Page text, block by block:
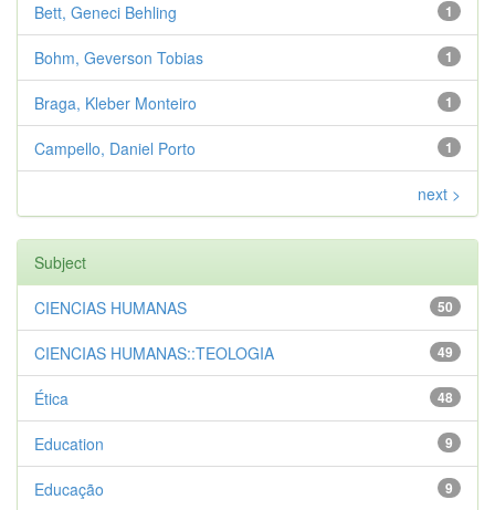
1
Bett, Geneci Behling
1
Bohm, Geverson Tobias
1
Braga, Kleber Monteiro
1
Campello, Daniel Porto
next >
Subject
50
CIENCIAS HUMANAS
49
CIENCIAS HUMANAS::TEOLOGIA
48
Ética
9
Education
9
Educação